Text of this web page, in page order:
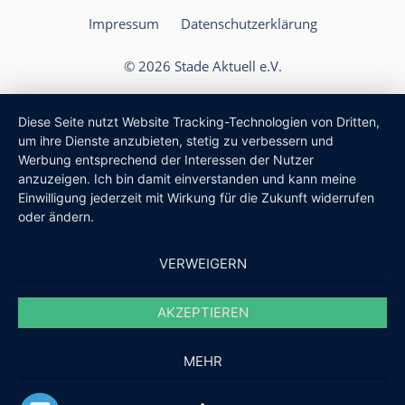
Impressum Datenschutzerklärung
© 2026 Stade Aktuell e.V.
Diese Seite nutzt Website Tracking-Technologien von Dritten,
um ihre Dienste anzubieten, stetig zu verbessern und
Werbung entsprechend der Interessen der Nutzer
anzuzeigen. Ich bin damit einverstanden und kann meine
Einwilligung jederzeit mit Wirkung für die Zukunft widerrufen
oder ändern.
VERWEIGERN
AKZEPTIEREN
MEHR